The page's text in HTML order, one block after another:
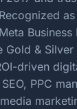
Business
Gold &
driven
PPC